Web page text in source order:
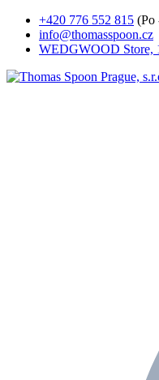
+420 776 552 815 (Po
info@thomasspoon.cz
WEDGWOOD Store,